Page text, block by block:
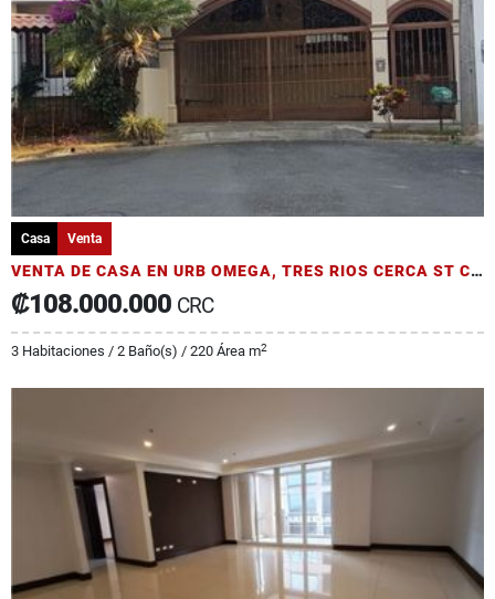
Casa Venta
VENTA DE CASA EN URB OMEGA, TRES RIOS CERCA ST CLARE (JK)
₡108.000.000 CRC
3 Habitaciones / 2 Baño(s) / 220 Área m2